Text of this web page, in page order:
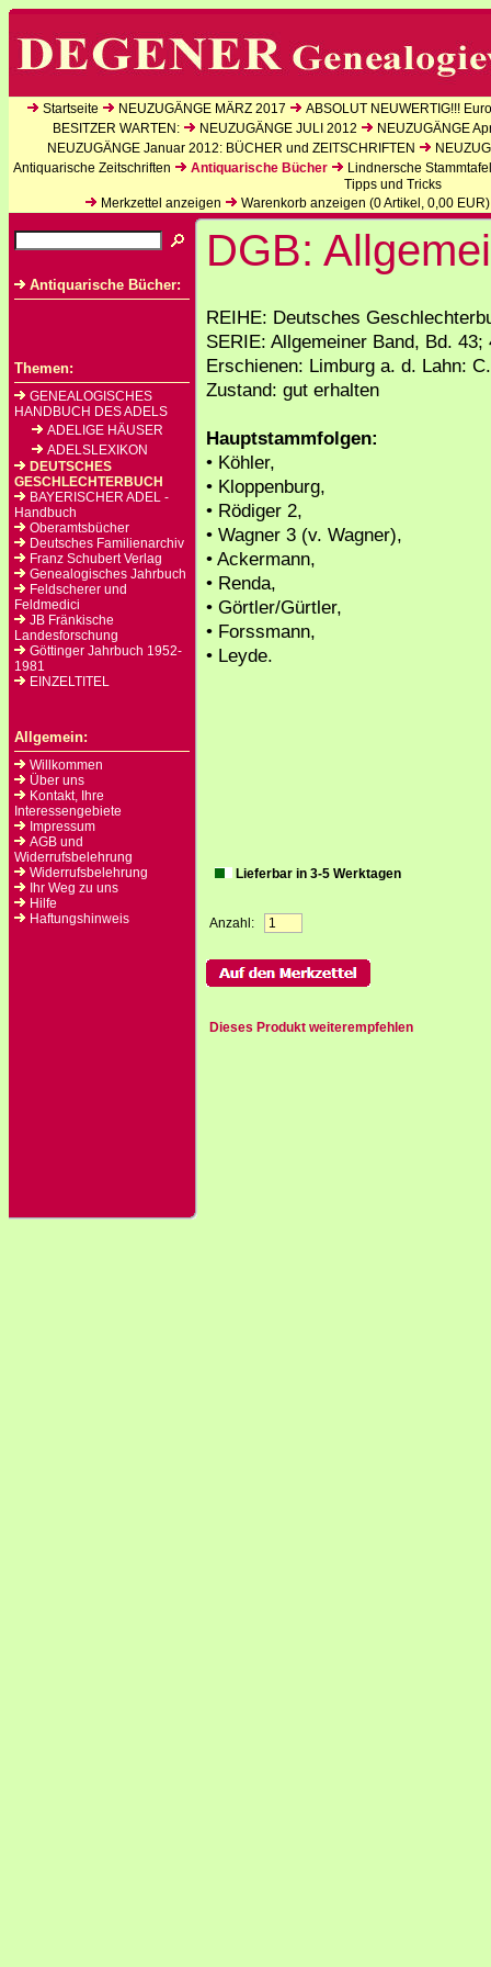
Startseite NEUZUGÄNGE MÄRZ 2017
ABSOLUT NEUWERTIG!!!
BESITZER WARTEN:
NEUZUGÄNGE JULI 2012
NEUZUGÄNGE
NEUZUGÄNGE Januar 2012: BÜCHER und ZEITSCHRIFTEN
Antiquarische Zeitschriften
Antiquarische Bücher
Lindnersche
Tipps und Tricks
Merkzettel anzeigen
Warenkorb anzeigen (0Artikel, 0,00 EUR)
Antiquarische Bücher:
Themen:
GENEALOGISCHES
HANDBUCH DES ADELS
ADELIGE HÄUSER
ADELSLEXIKON
DEUTSCHES
GESCHLECHTERBUCH
BAYERISCHER ADEL -
Handbuch
Oberamtsbücher
Deutsches Familienarchiv
Franz Schubert Verlag
Genealogisches Jahrbuch
Feldscherer und
Feldmedici
JB Fränkische
Landesforschung
Göttinger Jahrbuch 1952-
1981
EINZELTITEL
Allgemein:
Willkommen
Über uns
Kontakt, Ihre
Interessengebiete
Impressum
AGB und
Widerrufsbelehrung
Widerrufsbelehrung
Ihr Weg zu uns
Hilfe
Haftungshinweis
DGB:
REIHE: Deutsches
SERIE: Allgemeiner Band, Bd. 43;
Erschienen: Limburg a. d. Lahn:
Zustand: gut erhalten
Hauptstammfolgen:
• Köhler,
• Kloppenburg,
• Rödiger 2,
• Wagner 3 (v. Wagner),
• Ackermann,
• Renda,
• Görtler/Gürtler,
• Forssmann,
• Leyde.
Lieferbar in 3-5 Werktagen
Anzahl:
Dieses Produkt weiterempfehlen